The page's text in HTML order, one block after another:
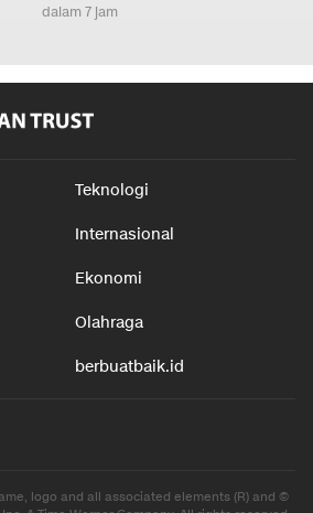
dalam 7 jam
Teknologi
Internasional
Ekonomi
Olahraga
berbuatbaik.id
logo and all associated elements (R) and ©